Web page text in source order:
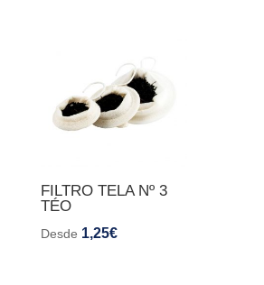
FILTRO TELA Nº 3
TÉO
Desde 1,25€